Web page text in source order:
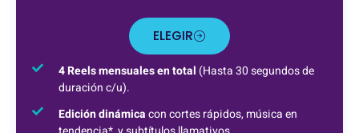
ELEGIR
4 Reels mensuales en total (Hasta 30 segundos de
duración c/u).
Edición dinámicacon cortes rápidos, música en